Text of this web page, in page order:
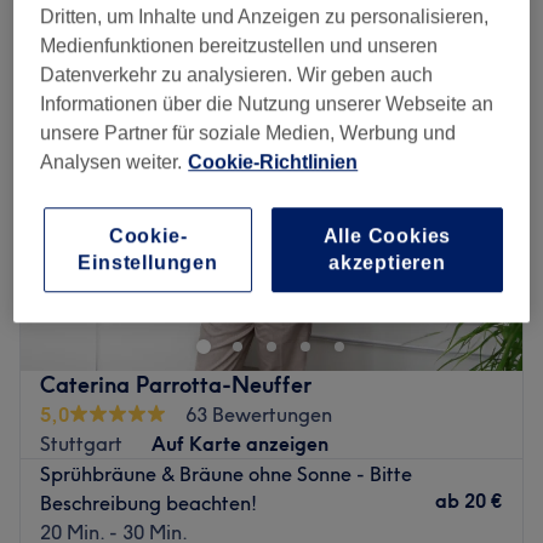
sprühbräune & bräune ohne sonne in der Nähe von Süd, Stuttgart
Caterina Parrotta-Neuffer
5,0
63 Bewertungen
Stuttgart
Auf Karte anzeigen
Sprühbräune & Bräune ohne Sonne - Bitte
Beschreibung beachten!
20 Min. - 30 Min.
ab 20 €
Dritten, um Inhalte und Anzeigen zu personalisieren,
Medienfunktionen bereitzustellen und unseren
Datenverkehr zu analysieren. Wir geben auch
Informationen über die Nutzung unserer Webseite an
unsere Partner für soziale Medien, Werbung und
Analysen weiter. Cookie-Richtlinien
Cookie-
Einstellungen
Alle Cookies
akzeptieren